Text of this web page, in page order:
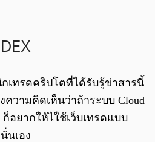
เทรดคริปโตที่ได้รับรู้ข่าสารนี้
วามคิดเห็นว่าถ้าระบบ Cloud
อยากให้ไใช้เว็บเทรดแบบ
นเอง